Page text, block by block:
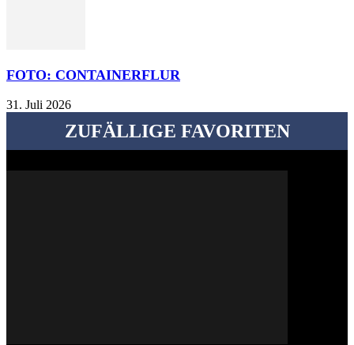
FOTO: CONTAINERFLUR
31. Juli 2026
ZUFÄLLIGE FAVORITEN